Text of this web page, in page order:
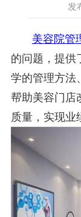
发
美容院管
的问题，提供
学的管理方法
帮助美容门店
质量，实现业